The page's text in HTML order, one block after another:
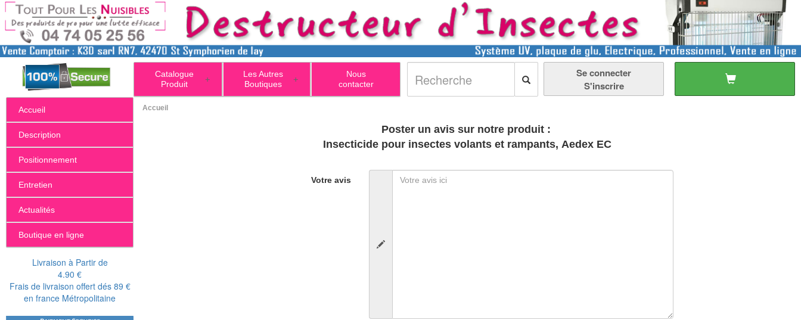
+
Catalogue
Produit
+
Les Autres
Boutiques
Nous
contacter
Se connecter
S'inscrire
Accueil
Description
Positionnement
Entretien
Actualités
Boutique en ligne
Livraison à Partir de
4.90 €
Frais de livraison offert dés 89 €
en france Métropolitaine
Accueil
Poster un avis sur notre produit :
Insecticide pour insectes volants et rampants, Aedex EC
Votre avis